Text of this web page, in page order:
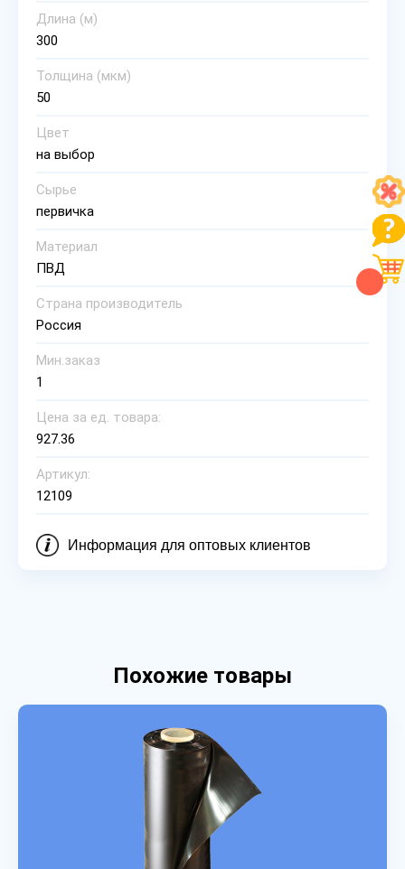
Длина (м)
300
Толщина (мкм)
50
Цвет
на выбор
Сырье
первичка
Материал
ПВД
Страна производитель
Россия
Мин.заказ
1
Цена за ед. товара:
927.36
Артикул:
12109
Информация для оптовых клиентов
Похожие товары